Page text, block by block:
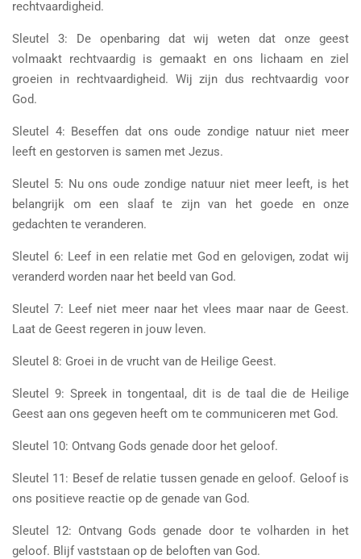
rechtvaardigheid.
Sleutel 3: De openbaring dat wij weten dat onze geest
volmaakt rechtvaardig is gemaakt en ons lichaam en ziel
groeien in rechtvaardigheid. Wij zijn dus rechtvaardig voor
God.
Sleutel 4: Beseffen dat ons oude zondige natuur niet meer
leeft en gestorven is samen met Jezus.
Sleutel 5: Nu ons oude zondige natuur niet meer leeft, is het
belangrijk om een slaaf te zijn van het goede en onze
gedachten te veranderen.
Sleutel 6: Leef in een relatie met God en gelovigen, zodat wij
veranderd worden naar het beeld van God.
Sleutel 7: Leef niet meer naar het vlees maar naar de Geest.
Laat de Geest regeren in jouw leven.
Sleutel 8: Groei in de vrucht van de Heilige Geest.
Sleutel 9: Spreek in tongentaal, dit is de taal die de Heilige
Geest aan ons gegeven heeft om te communiceren met God.
Sleutel 10: Ontvang Gods genade door het geloof.
Sleutel 11: Besef de relatie tussen genade en geloof. Geloof is
ons positieve reactie op de genade van God.
Sleutel 12: Ontvang Gods genade door te volharden in het
geloof. Blijf vaststaan op de beloften van God.